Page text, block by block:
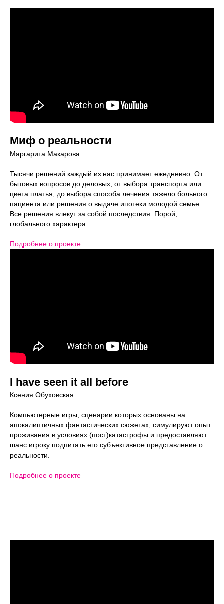
Миф о реальности
Маргарита Макарова
Тысячи решений каждый из нас принимает ежедневно. От
бытовых вопросов до деловых, от выбора транспорта или
цвета платья, до выбора способа лечения тяжело больного
пациента или решения о выдаче ипотеки молодой семье.
Все решения влекут за собой последствия. Порой,
глобального характера...
Подробнее о проекте
I have seen it all before
Ксения Обуховская
Компьютерные игры, сценарии которых основаны на
апокалиптичных фантастических сюжетах, симулируют опыт
проживания в условиях (пост)катастрофы и предоставляют
шанс игроку подпитать его субъективное представление о
реальности.
Подробнее о проекте